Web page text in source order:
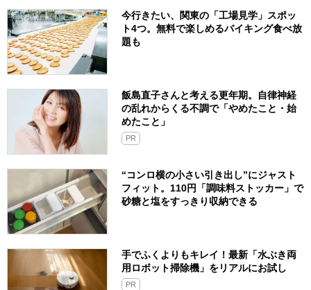
今行きたい、関東の「工場見学」スポッ
ト4つ。無料で楽しめるバイキング食べ放
題も
飯島直子さんと考える更年期。自律神経
の乱れからくる不調で「やめたこと・始
めたこと」
PR
“コンロ横の小さい引き出し”にジャスト
フィット。110円「調味料ストッカー」で
砂糖と塩をすっきり収納できる
手でふくよりもキレイ！最新「水ぶき両
用ロボット掃除機」をリアルにお試し
PR